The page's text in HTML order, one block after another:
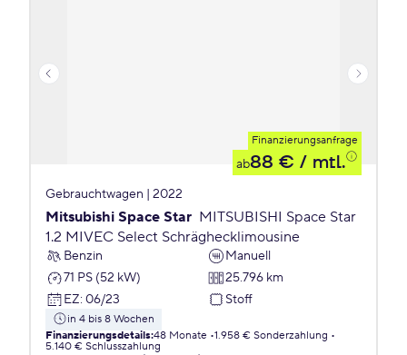
Finanzierungsanfrage
ab88 € / mtl.
Gebrauchtwagen | 2022
Mitsubishi Space Star MITSUBISHI Space Star
1.2 MIVEC Select Schräghecklimousine
Benzin
Manuell
71 PS (52 kW)
25.796 km
EZ: 06/23 Stoff
in 4 bis 8 Wochen
Finanzierungsdetails:48 Monate 1.958 € Sonderzahlung
5.140 € Schlusszahlung